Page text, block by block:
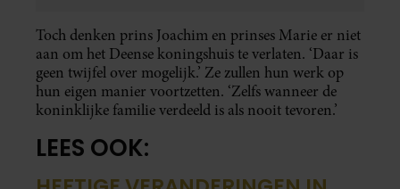
Toch denken prins Joachim en prinses Marie er niet
aan om het Deense koningshuis te verlaten. ‘Daar is
geen twijfel over mogelijk.’ Ze zullen hun werk op
hun eigen manier voortzetten. ‘Zelfs wanneer de
koninklijke familie verdeeld is als nooit tevoren.’
LEES OOK: